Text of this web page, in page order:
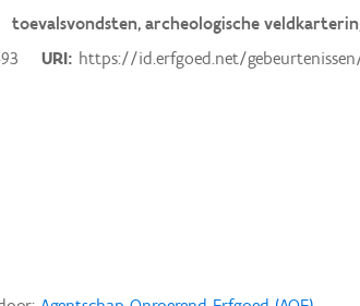
toevalsvondsten, archeologische
URI https://id.erfgoed.net/